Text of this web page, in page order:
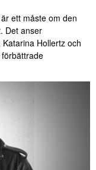
ett måste om den
Det anser
Hollertz och